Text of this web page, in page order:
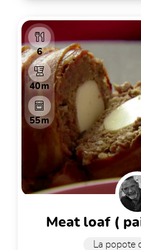
6
40m
55m
meat loaf (
La popote